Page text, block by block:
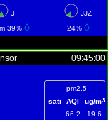
J
JJZ
39%
24%
09:45:00
pm2.5
sati
AQI ug/m3
66.2
19.6